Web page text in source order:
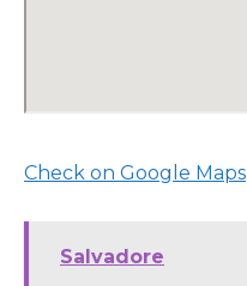
Check on Google Maps
Salvadore